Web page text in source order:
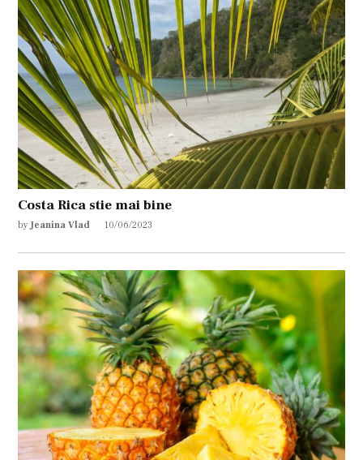
Costa Rica stie mai bine
by Jeanina Vlad 10/06/2023